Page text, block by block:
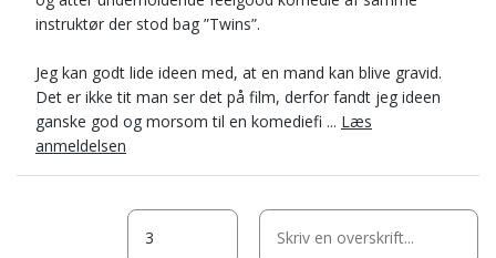
instruktør der stod bag ”Twins”.
Jeg kan godt lide ideen med, at en mand kan blive gravid.
Det er ikke tit man ser det på film, derfor fandt jeg ideen
ganske god og morsom til en komediefi ... Læs
anmeldelsen